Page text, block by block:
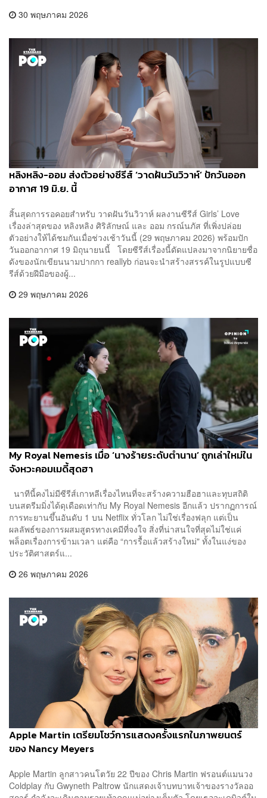
30 พฤษภาคม 2026
หลิงหลิง-ออม ส่งตัวอย่างซีรีส์ ‘วาดฝันวันวิวาห์’ ปักวันออก
อากาศ 19 มิ.ย. นี้
สิ้นสุดการรอคอยสำหรับ วาดฝันวันวิวาห์ ผลงานซีรีส์ Girls’ Love
เรื่องล่าสุดของ หลิงหลิง ศิริลักษณ์ และ ออม กรณ์นภัส ที่เพิ่งปล่อย
ตัวอย่างให้ได้ชมกันเมื่อช่วงเช้าวันนี้ (29 พฤษภาคม 2026) พร้อมปัก
วันออกอากาศ 19 มิถุนายนนี้ โดยซีรีส์เรื่องนี้ดัดแปลงมาจากนิยายชื่อ
ดังของนักเขียนนามปากกา reallyb ก่อนจะนำสร้างสรรค์ในรูปแบบซี
รีส์ด้วยฝีมือของผู้...
29 พฤษภาคม 2026
My Royal Nemesis เมื่อ ‘นางร้ายระดับตำนาน’ ถูกเล่าใหม่ใน
จังหวะคอมเมดี้สุดฮา
นาทีนี้คงไม่มีซีรีส์เกาหลีเรื่องไหนที่จะสร้างความฮือฮาและทุบสถิติ
บนสตรีมมิ่งได้ดุเดือดเท่ากับ My Royal Nemesis อีกแล้ว ปรากฏการณ์
การทะยานขึ้นอันดับ 1 บน Netflix ทั่วโลก ไม่ใช่เรื่องฟลุก แต่เป็น
ผลลัพธ์ของการผสมสูตรทางเคมีที่จงใจ สิ่งที่น่าสนใจที่สุดไม่ใช่แค่
พล็อตเรื่องการข้ามเวลา แต่คือ “การรื้อแล้วสร้างใหม่" ทั้งในแง่ของ
ประวัติศาสตร์แ...
26 พฤษภาคม 2026
Apple Martin เตรียมโชว์การแสดงครั้งแรกในภาพยนตร์
ของ Nancy Meyers
Apple Martin ลูกสาวคนโตวัย 22 ปีของ Chris Martin ฟรอนต์แมนวง
Coldplay กับ Gwyneth Paltrow นักแสดงเจ้าบทบาทเจ้าของรางวัลออ